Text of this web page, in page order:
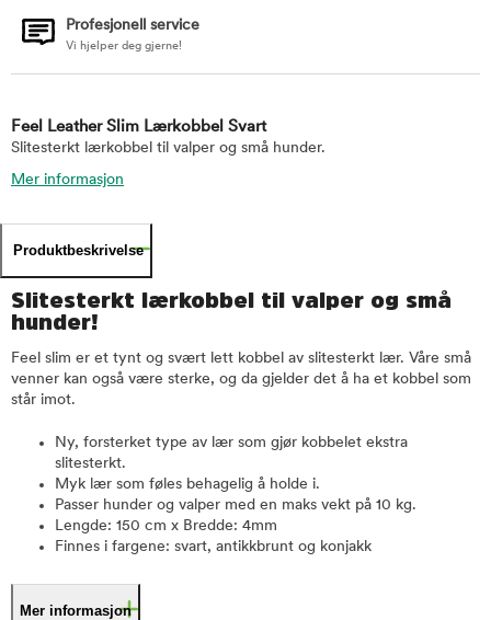
Profesjonell service
Vi hjelper deg gjerne!
Feel Leather Slim Lærkobbel Svart
Slitesterkt lærkobbel til valper og små hunder.
Mer informasjon
Produktbeskrivelse
Slitesterkt lærkobbel til valper og små
hunder!
Feel slim er et tynt og svært lett kobbel av slitesterkt lær. Våre små
venner kan også være sterke, og da gjelder det å ha et kobbel som
står imot.
Ny, forsterket type av lær som gjør kobbelet ekstra
slitesterkt.
Myk lær som føles behagelig å holde i.
Passer hunder og valper med en maks vekt på 10 kg.
Lengde: 150 cm x Bredde: 4mm
Finnes i fargene: svart, antikkbrunt og konjakk
Mer informasjon